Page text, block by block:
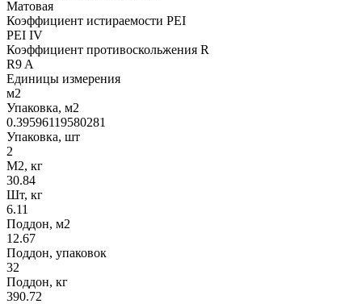
Матовая
Коэффициент истираемости PEI
PEI IV
Коэффициент противоскольжения R
R9 A
Единицы измерения
м2
Упаковка, м2
0.39596119580281
Упаковка, шт
2
М2, кг
30.84
Шт, кг
6.11
Поддон, м2
12.67
Поддон, упаковок
32
Поддон, кг
390.72